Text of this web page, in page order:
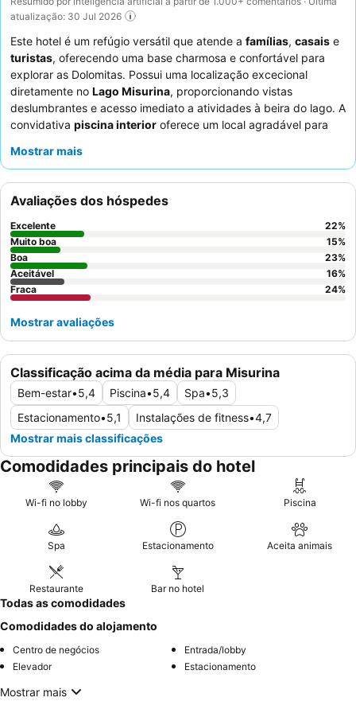
atualização: 30 Jul 2026
Este hotel é um refúgio versátil que atende a famílias, casais e
turistas, oferecendo uma base charmosa e confortável para
explorar as Dolomitas. Possui uma localização excecional
diretamente no Lago Misurina, proporcionando vistas
deslumbrantes e acesso imediato a atividades à beira do lago. A
convidativa piscina interior oferece um local agradável para
consistentemente o
considere reservar um quarto com
para apreciar plenamente os arredores deslumbrantes.
Mostrar mais
Classificação acima da média para Misurina
Bem-estar•5,4 Piscina•5,4 Spa•5,3
Estacionamento•5,1 Instalações de fitness•4,7
Mostrar mais classificações
Avaliações dos hóspedes
Excelente 22%
Muito boa
15%
Boa
23%
Aceitável
16%
Fraca
24%
Mostrar avaliações
Comodidades principais do hotel
Wi-fi no lobby Wi-fi nos quartos Piscina
Spa Estacionamento Aceita animais
Restaurante Bar no hotel
Todas as comodidades
Comodidades do alojamento
Centro de negócios
Entrada/lobby
Elevador
Estacionamento
Mostrar mais